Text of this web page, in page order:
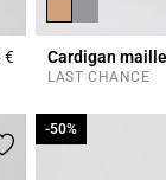
de
€4,4 out of 5
Cardigan
LAST CHANCE
-50%
-50%